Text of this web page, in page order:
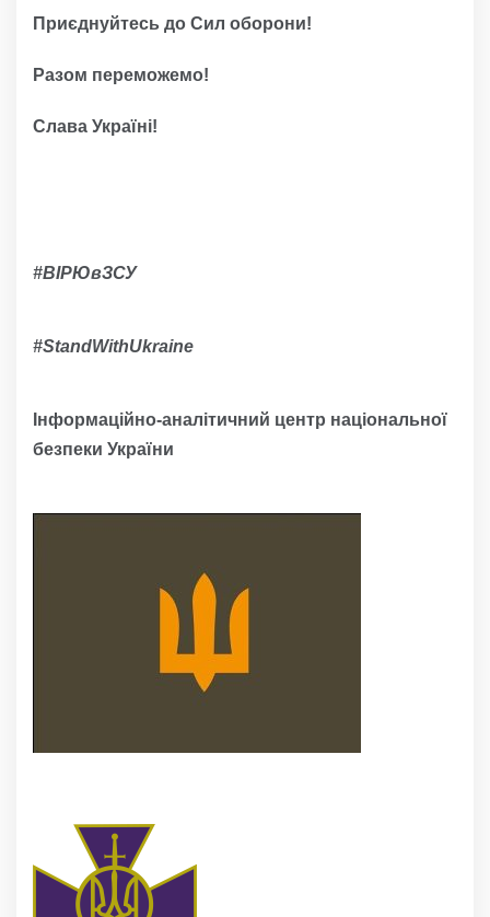
Приєднуйтесь до Сил оборони!
Разом переможемо!
Слава Україні!
#ВІРЮвЗСУ
#StandWithUkraine
Інформаційно-аналітичний центр національної
безпеки України